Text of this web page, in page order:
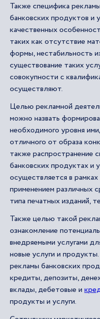
Также специфика
банковских продуктов и
качественных
таких как отсутствие
формы, нестабильность
существование таких
совокупности с
осуществляют.
Целью рекламной
можно назвать
необходимого уровня
отличного от образа
также распространение
банковских продуктах и
осуществляется в
применением различных
типа печатных изданий,
Также целью такой
ознакомление
внедряемыми услугами
новые услуги и
рекламы банковских
кредиты, депозиты,
вклады, дебетовые и
продукты и услуги.